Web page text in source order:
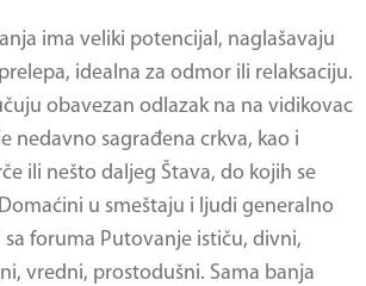
ima veliki potencijal, naglašavaju
idealna za odmor ili relaksaciju.
obavezan odlazak na na vidikovac
nedavno sagrađena crkva, kao i
ili nešto daljeg Štava, do kojih se
u smeštaju i ljudi generalno
sa foruma Putovanje ističu, divni,
vredni, prostodušni. Sama banja